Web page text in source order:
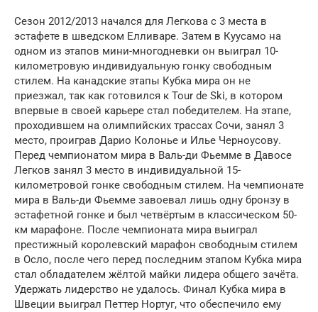
Сезон 2012/2013 начался для Легкова с 3 места в
эстафете в шведском Елливаре. Затем в Куусамо на
одном из этапов мини-многодневки он выиграл 10-
километровую индивидуальную гонку свободным
стилем. На канадские этапы Кубка мира он не
приезжал, так как готовился к Tour de Ski, в котором
впервые в своей карьере стал победителем. На этапе,
проходившем на олимпийских трассах Сочи, занял 3
место, проиграв Дарио Колонье и Илье Черноусову.
Перед чемпионатом мира в Валь-ди Фьемме в Давосе
Легков занял 3 место в индивидуальной 15-
километровой гонке свободным стилем. На чемпионате
мира в Валь-ди Фьемме завоевал лишь одну бронзу в
эстафетной гонке и был четвёртым в классическом 50-
км марафоне. После чемпионата мира выиграл
престижный королевский марафон свободным стилем
в Осло, после чего перед последним этапом Кубка мира
стал обладателем жёлтой майки лидера общего зачёта.
Удержать лидерство не удалось. Финал Кубка мира в
Швеции выиграл Петтер Нортуг, что обеспечило ему